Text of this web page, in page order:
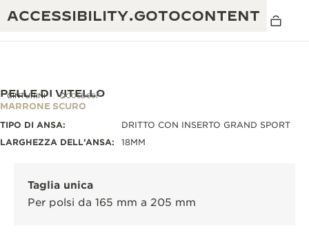
ACCESSIBILITY.GOTOCONTENT
GARANZIA JAEGER-LECOULTRE
THE GOLDEN RATIO MUSICAL SHOW
ECCELLENZA: OLTRE 190 ANNI DI TRADIZIONE
INGEGNO: OLTRE 1.400 CALIBRI
CINTURINI QC05B68F
PELLE DI VITELLO
MARRONE SCURO
TIPO DI ANSA:
DRITTO CON INSERTO GRAND SPORT
LARGHEZZA DELL’ANSA:
18MM
Taglia unica
Per polsi da 165 mm a 205 mm